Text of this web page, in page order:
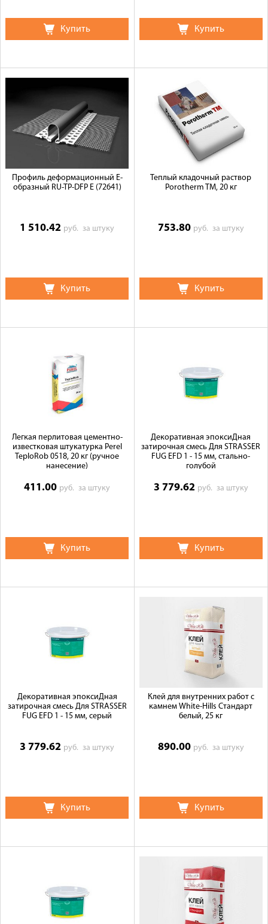
Купить Купить
Профиль деформационный E-
образный RU-TP-DFP E (72641)
1 510.42 руб.за штуку
Купить
Теплый кладочный раствор
Porotherm TM, 20 кг
753.80 руб. за штуку
Купить
Легкая перлитовая цементно-
известковая штукатурка Perel
TeploRob 0518, 20 кг (ручное
нанесение)
411.00 руб.за штуку
Купить
Декоративная эпоксиДная
затирочная смесь Для STRASSER
FUG EFD 1 - 15 мм, стально-
голубой
3 779.62 руб. за штуку
Купить
Декоративная эпоксиДная
затирочная смесь Для STRASSER
FUG EFD 1 - 15 мм, серый
3 779.62 руб.за штуку
Купить
Клей для внутренних работ с
камнем White-Hills Стандарт
белый, 25 кг
890.00 руб. за штуку
Купить